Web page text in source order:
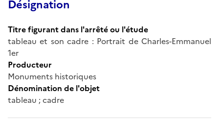
Désignation
Titre figurant dans l'arrêté ou l'étude
tableau et son cadre : Portrait de Charles-Emmanuel
1er
Producteur
Monuments historiques
Dénomination de l'objet
tableau ; cadre